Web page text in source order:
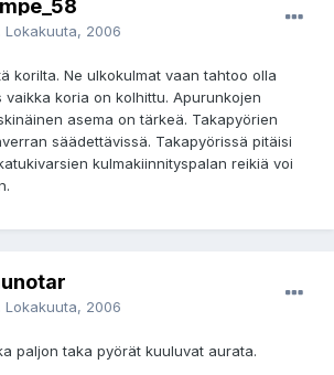
Lokakuuta, 2006
korilta. Ne ulkokulmat vaan tahtoo olla
koria on kolhittu. Apurunkojen
asema on tärkeä. Takapyörien
säädettävissä. Takapyörissä pitäisi
kulmakiinnityspalan reikiä voi
Lokakuuta, 2006
paljon taka pyörät kuuluvat aurata.